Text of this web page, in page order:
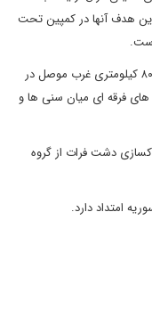
هدف آنها در کمپین تحت
تلعفر پناهگاه دیرینه شورشیان داعشی است که در ۸۰ کیلومتری غرب موصل در
فرقه ای میان سنی ها و
دشت فرات از گروه
امتداد دارد.